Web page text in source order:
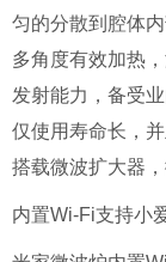
匀的分散到腔体
多角度有效加热
发射能力，备受
仅使用寿命长，
搭载微波扩大器
内置Wi-Fi支持小